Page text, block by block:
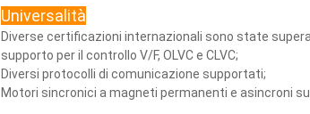
Universalità
Diverse certificazioni internazionali sono state
supporto per il controllo V/F, OLVC e CLVC;
Diversi protocolli di comunicazione supportati;
Motori sincronici a magneti permanenti e asincroni